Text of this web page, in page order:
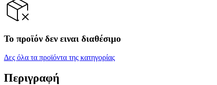
Το προϊόν δεν ειναι διαθέσιμο
Δες όλα τα προϊόντα της κατηγορίας
Περιγραφή